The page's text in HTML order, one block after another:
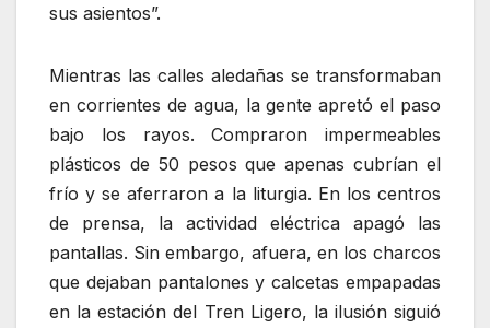
sus asientos”.
Mientras las calles aledañas se transformaban
en corrientes de agua, la gente apretó el paso
bajo los rayos. Compraron impermeables
plásticos de 50 pesos que apenas cubrían el
frío y se aferraron a la liturgia. En los centros
de prensa, la actividad eléctrica apagó las
pantallas. Sin embargo, afuera, en los charcos
que dejaban pantalones y calcetas empapadas
en la estación del Tren Ligero, la ilusión siguió